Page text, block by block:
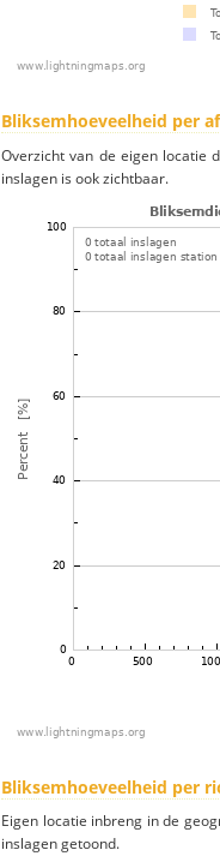
Bliksemhoeveelheid per
Overzicht van de eigen locatie
inslagen is ook zichtbaar.
Bliksemhoeveelheid per
Eigen locatie inbreng in de
inslagen getoond.